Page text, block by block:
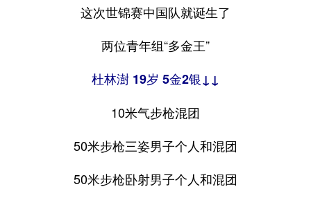
这次世锦赛中国队就诞生了
两位青年组“多金王”
杜林澍 19岁 5金2银↓↓
10米气步枪混团
50米步枪三姿男子个人和混团
50米步枪卧射男子个人和混团